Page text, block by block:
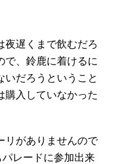
夜遅くまで飲むだろ
で、鈴鹿に着けるに
いだろうということ
購入していなかった
リがありませんので
レードに参加出来